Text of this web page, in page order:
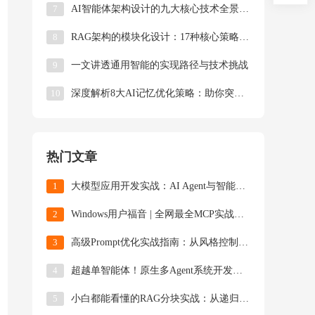
7 ​​AI智能体架构设计的九大核心技术全景解析​
8 RAG架构的模块化设计：17种核心策略深度解析
9 一文讲透通用智能的实现路径与技术挑战
10 深度解析8大AI记忆优化策略：助你突破智能体上下文限制
热门文章
1 大模型应用开发实战：AI Agent与智能体开发技术解析
2 Windows用户福音 | 全网最全MCP实战指南（附资源导航+避坑手册）
3 高级Prompt优化实战指南：从风格控制到多轮对话的工程化技巧
4 超越单智能体！原生多Agent系统开发指南（附完整源码）
5 小白都能看懂的RAG分块实战：从递归分割到LLM智能拆解的全解析